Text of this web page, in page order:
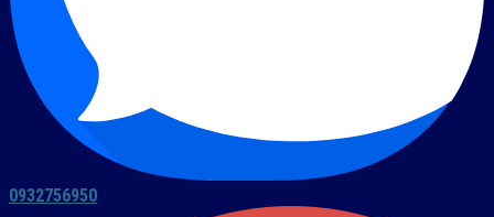
0932756950